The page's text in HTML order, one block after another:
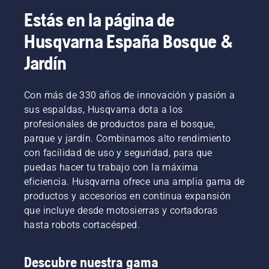
en las
ciudades
de todo
la
detección
de zonas
verdes
desde el
espacio.
El
es
ayudar a
proteger
y
crecimiento
Estás en la página de
Husqvarna España Bosque &
Jardín
Con más de 330 años de innovación y pasión a
sus espaldas, Husqvarna dota a los
profesionales de productos para el bosque,
parque y jardín. Combinamos alto rendimiento
con facilidad de uso y seguridad, para que
puedas hacer tu trabajo con la máxima
eficiencia. Husqvarna ofrece una amplia gama de
productos y accesorios en continua expansión
que incluye desde motosierras y cortadoras
hasta robots cortacésped.
Descubre nuestra gama